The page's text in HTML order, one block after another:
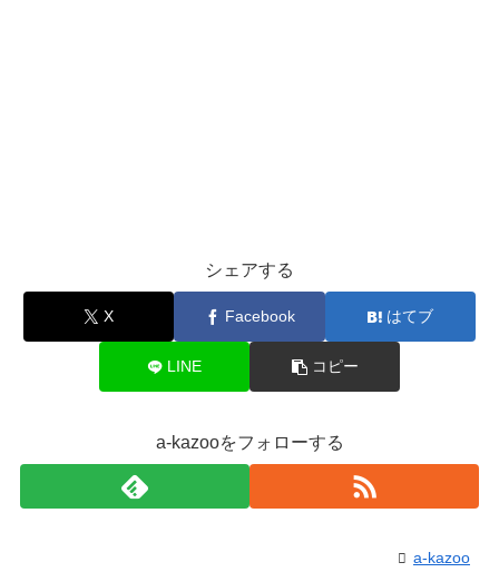
シェアする
X Facebook はてブ
LINE コピー
a-kazooをフォローする
a-kazoo